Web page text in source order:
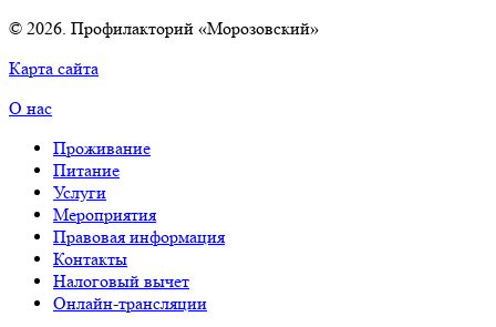
© 2026. Профилакторий «Морозовский»
Карта сайта
О нас
Проживание
Питание
Услуги
Мероприятия
Правовая информация
Контакты
Налоговый вычет
Онлайн-трансляции